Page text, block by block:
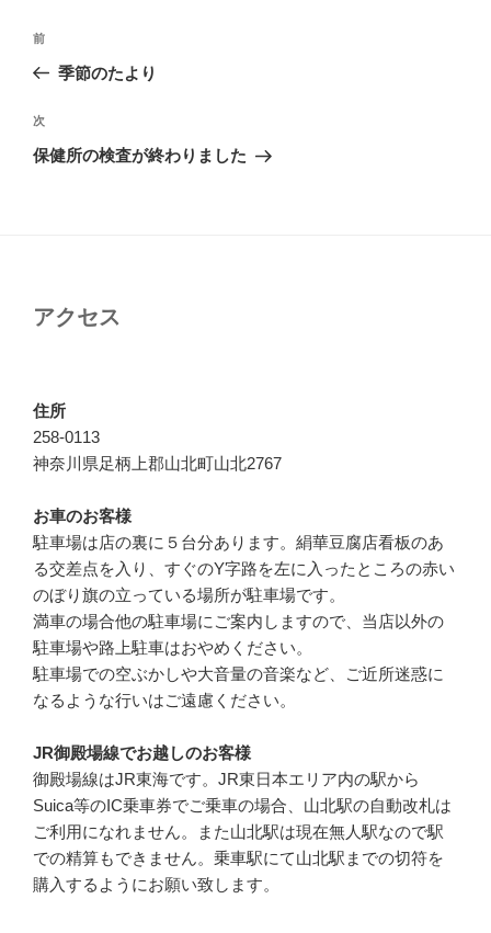
投
ビ
ゲ
前
の
稿
前
季節のたより
次
の
次
保健所の検査が終わりました
アクセス
住所
258-0113
神奈川県足柄上郡山北町山北2767
お車のお客様
駐車場は店の裏に５台分あります。絹華豆腐店看板のあ
る交差点を入り、すぐのY字路を左に入ったところの赤い
のぼり旗の立っている場所が駐車場です。
満車の場合他の駐車場にご案内しますので、当店以外の
駐車場や路上駐車はおやめください。
駐車場での空ぶかしや大音量の音楽など、ご近所迷惑に
なるような行いはご遠慮ください。
JR御殿場線でお越しのお客様
御殿場線はJR東海です。JR東日本エリア内の駅から
Suica等のIC乗車券でご乗車の場合、山北駅の自動改札は
ご利用になれません。また山北駅は現在無人駅なので駅
での精算もできません。乗車駅にて山北駅までの切符を
購入するようにお願い致します。